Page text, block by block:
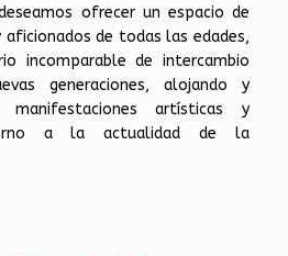
ofrecer un espacio de
de todas las edades,
incomparable de intercambio
generaciones, alojando y
manifestaciones artísticas y
a la actualidad de la